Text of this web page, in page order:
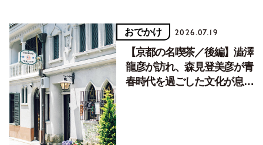
おでかけ 2026.07.19
【京都の名喫茶／後編】澁澤
龍彦が訪れ、森見登美彦が青
春時代を過ごした文化が息づ